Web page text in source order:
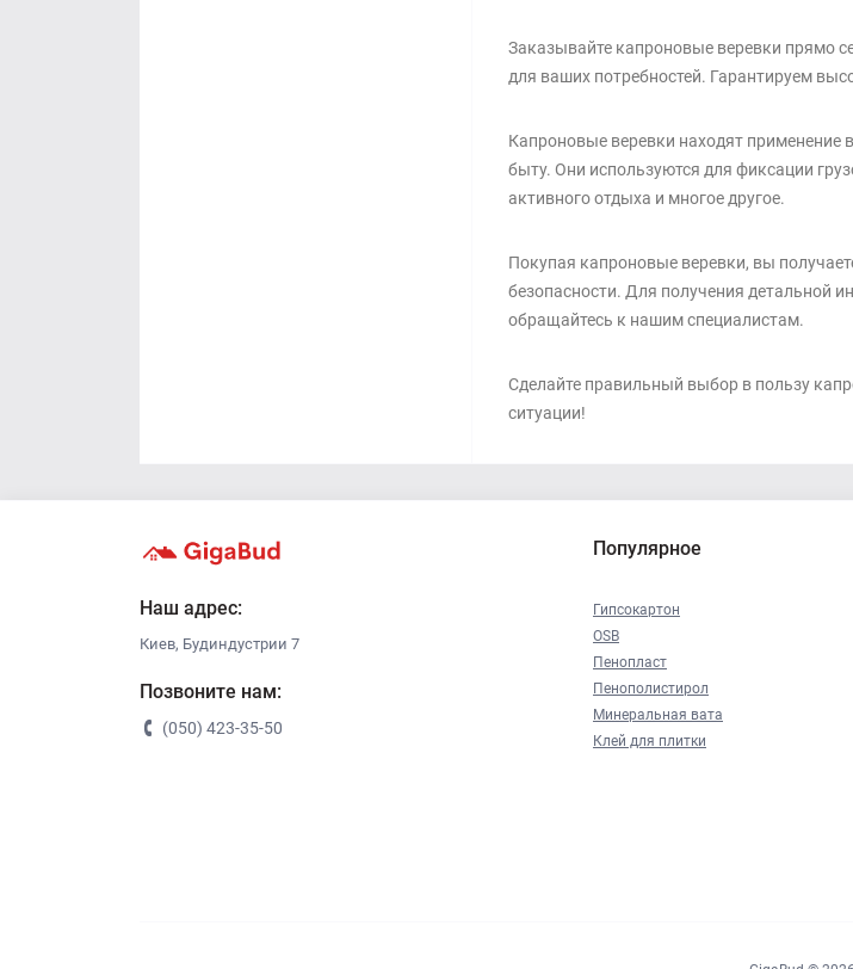
Заказывайте капроновые веревки прямо
для ваших потребностей. Гарантируем
Капроновые веревки находят применение
быту. Они используются для фиксации
активного отдыха и многое другое.
Покупая капроновые веревки, вы
безопасности. Для получения детальной
обращайтесь к нашим специалистам.
Сделайте правильный выбор в пользу
ситуации!
Наш адрес:
Киев, Будиндустрии 7
Позвоните нам:
(050) 423-35-50
Популярное
Гипсокартон
OSB
Пенопласт
Пенополистирол
Минеральная вата
Клей для плитки